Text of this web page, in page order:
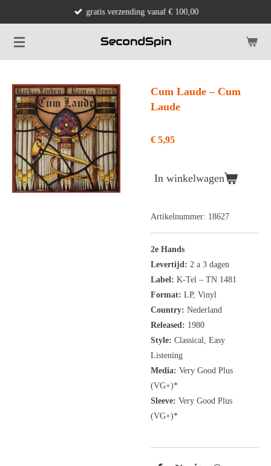
naar
de
gratis verzending vanaf € 100,00
Cum Laude ‎– Cum
Laude
€ 5,95
In winkelwagen
Artikelnummer: 18627
2e Hands
Levertijd: 2 a 3 dagen
Label: K-Tel ‎– TN 1481
Format: LP, Vinyl
Country: Nederland
Released: 1980
Style: Classical, Easy
Listening
Media: Very Good Plus
(VG+)*
Sleeve: Very Good Plus
(VG+)*